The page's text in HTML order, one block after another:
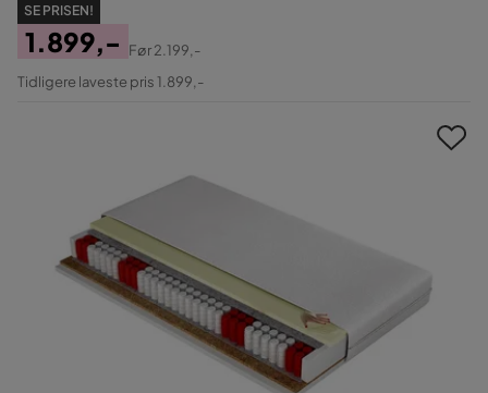
SE PRISEN!
Pris
1.899,-
Original
Før2.199,-
Tidligere laveste pris 1.899,-